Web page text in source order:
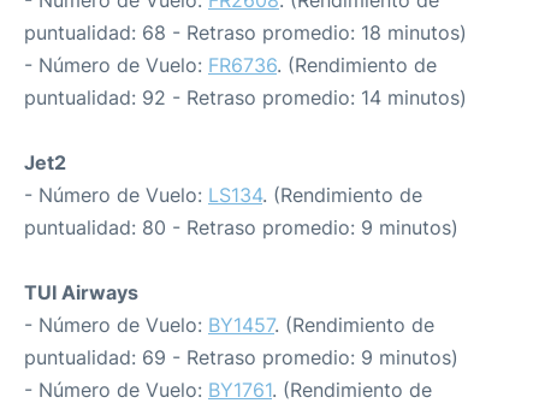
puntualidad: 68 - Retraso promedio: 18 minutos)
- Número de Vuelo: FR6736. (Rendimiento de
puntualidad: 92 - Retraso promedio: 14 minutos)
Jet2
- Número de Vuelo: LS134. (Rendimiento de
puntualidad: 80 - Retraso promedio: 9 minutos)
TUI Airways
- Número de Vuelo: BY1457. (Rendimiento de
puntualidad: 69 - Retraso promedio: 9 minutos)
- Número de Vuelo: BY1761. (Rendimiento de